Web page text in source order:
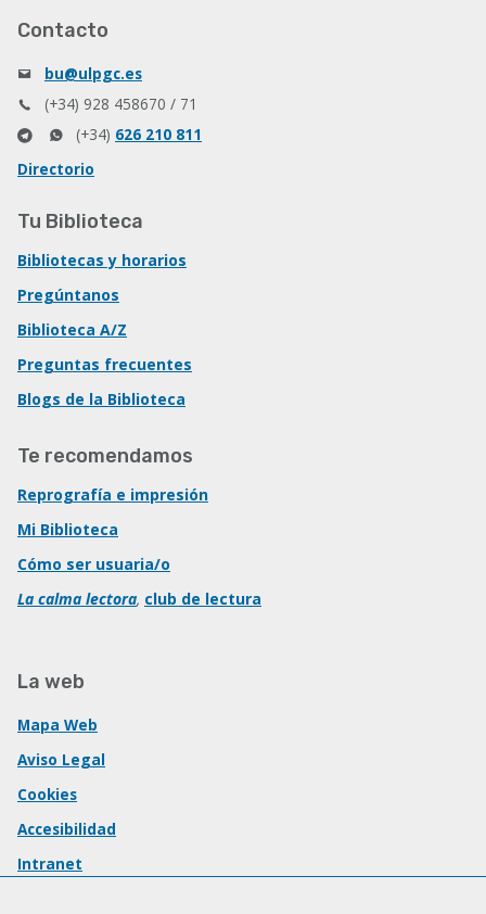
Contacto
bu@ulpgc.es
(+34) 928 458670 / 71
(+34) 626 210 811
Directorio
Tu Biblioteca
Bibliotecas y horarios
Pregúntanos
Biblioteca A/Z
Preguntas frecuentes
Blogs de la Biblioteca
Te recomendamos
Reprografía e impresión
Mi Biblioteca
Cómo ser usuaria/o
La calma lectora, club de lectura
La web
Mapa Web
Aviso Legal
Cookies
Accesibilidad
Intranet